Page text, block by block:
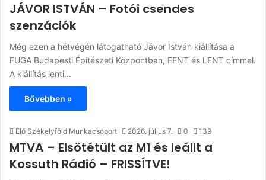
JÁVOR ISTVÁN – Fotói csendes
szenzációk
Még ezen a hétvégén látogatható Jávor István kiállítása a
FUGA Budapesti Építészeti Központban, FENT és LENT címmel.
A kiállítás lenti…
Bővebben »
Élő Székelyföld Munkacsoport 2026. július 7. 0 139
MTVA – Elsötétült az M1 és leállt a
Kossuth Rádió – FRISSÍTVE!